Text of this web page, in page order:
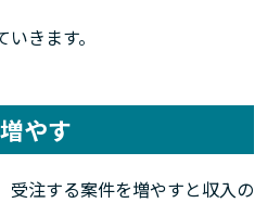
きます。
やす
受注する案件を増やすと収入の